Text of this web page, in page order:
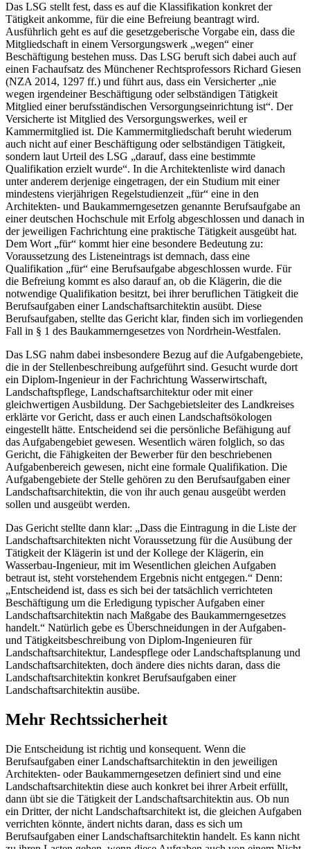
Das LSG stellt fest, dass es auf die Klassifikation konkret der
Tätigkeit ankomme, für die eine Befreiung beantragt wird.
Ausführlich geht es auf die gesetzgeberische Vorgabe ein, dass die
Mitgliedschaft in einem Versorgungswerk „wegen“ einer
Beschäftigung bestehen muss. Das LSG beruft sich dabei auch auf
einen Fachaufsatz des Münchener Rechtsprofessors Richard Giesen
(NZA 2014, 1297 ff.) und führt aus, dass ein Versicherter „nie
wegen irgendeiner Beschäftigung oder selbständigen Tätigkeit
Mitglied einer berufsständischen Versorgungseinrichtung ist“. Der
Versicherte ist Mitglied des Versorgungswerkes, weil er
Kammermitglied ist. Die Kammermitgliedschaft beruht wiederum
auch nicht auf einer Beschäftigung oder selbständigen Tätigkeit,
sondern laut Urteil des LSG „darauf, dass eine bestimmte
Qualifikation erzielt wurde“. In die Architektenliste wird danach
unter anderem derjenige eingetragen, der ein Studium mit einer
mindestens vierjährigen Regelstudienzeit „für“ eine in den
Architekten- und Baukammerngesetzen genannte Berufsaufgabe an
einer deutschen Hochschule mit Erfolg abgeschlossen und danach in
der jeweiligen Fachrichtung eine praktische Tätigkeit ausgeübt hat.
Dem Wort „für“ kommt hier eine besondere Bedeutung zu:
Voraussetzung des Listeneintrags ist demnach, dass eine
Qualifikation „für“ eine Berufsaufgabe abgeschlossen wurde. Für
die Befreiung kommt es also darauf an, ob die Klägerin, die die
notwendige Qualifikation besitzt, bei ihrer beruflichen Tätigkeit die
Berufsaufgaben einer Landschaftsarchitektin ausübt. Diese
Berufsaufgaben, stellte das Gericht klar, finden sich im vorliegenden
Fall in § 1 des Baukammerngesetzes von Nordrhein-Westfalen.
Das LSG nahm dabei insbesondere Bezug auf die Aufgabengebiete,
die in der Stellenbeschreibung aufgeführt sind. Gesucht wurde dort
ein Diplom-Ingenieur in der Fachrichtung Wasserwirtschaft,
Landschaftspflege, Landschaftsarchitektur oder mit einer
gleichwertigen Ausbildung. Der Sachgebietsleiter des Landkreises
erklärte vor Gericht, dass er auch einen Landschaftsökologen
eingestellt hätte. Entscheidend sei die persönliche Befähigung auf
das Aufgabengebiet gewesen. Wesentlich wären folglich, so das
Gericht, die Fähigkeiten der Bewerber für den beschriebenen
Aufgabenbereich gewesen, nicht eine formale Qualifikation. Die
Aufgabengebiete der Stelle gehören zu den Berufsaufgaben einer
Landschaftsarchitektin, die von ihr auch genau ausgeübt werden
sollen und ausgeübt werden.
Das Gericht stellte dann klar: „Dass die Eintragung in die Liste der
Landschaftsarchitekten nicht Voraussetzung für die Ausübung der
Tätigkeit der Klägerin ist und der Kollege der Klägerin, ein
Wasserbau-Ingenieur, mit im Wesentlichen gleichen Aufgaben
betraut ist, steht vorstehendem Ergebnis nicht entgegen.“ Denn:
„Entscheidend ist, dass es sich bei der tatsächlich verrichteten
Beschäftigung um die Erledigung typischer Aufgaben einer
Landschaftsarchitektin nach Maßgabe des Baukammerngesetzes
handelt.“ Natürlich gebe es Überschneidungen in der Aufgaben-
und Tätigkeitsbeschreibung von Diplom-Ingenieuren für
Landschaftsarchitektur, Landespflege oder Landschaftsplanung und
Landschaftsarchitekten, doch ändere dies nichts daran, dass die
Landschaftsarchitektin konkret Berufsaufgaben einer
Landschaftsarchitektin ausübe.
Mehr Rechtssicherheit
Die Entscheidung ist richtig und konsequent. Wenn die
Berufsaufgaben einer Landschaftsarchitektin in den jeweiligen
Architekten- oder Baukammerngesetzen definiert sind und eine
Landschaftsarchitektin diese auch konkret bei ihrer Arbeit erfüllt,
dann übt sie die Tätigkeit der Landschaftsarchitektin aus. Ob nun
ein Dritter, der nicht Landschaftsarchitekt ist, die gleichen Aufgaben
verrichten könnte, ändert nichts daran, dass es sich um
Berufsaufgaben einer Landschaftsarchitektin handelt. Es kann nicht